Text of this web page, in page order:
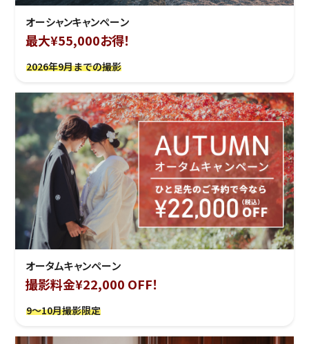
オーシャンキャンペーン
最大¥55,000お得！
2026年9月までの撮影
オータムキャンペーン
撮影料金¥22,000 OFF！
9～10月撮影限定